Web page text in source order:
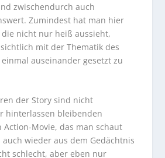
zwischendurch auch
Zumindest hat man hier
die nicht nur heiß aussieht,
mit der Thematik des
auseinander gesetzt zu
der Story sind nicht
hinterlassen bleibenden
Action-Movie, das man schaut
wieder aus dem Gedächtnis
schlecht, aber eben nur